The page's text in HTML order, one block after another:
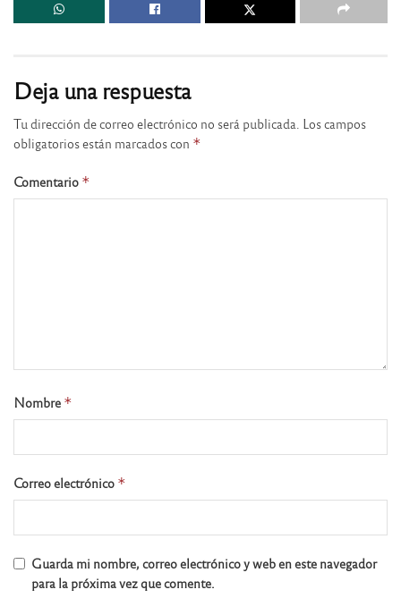
Deja una respuesta
Tu dirección de correo electrónico no será publicada. Los campos
obligatorios están marcados con *
Comentario *
Nombre *
Correo electrónico *
Guarda mi nombre, correo electrónico y web en este navegador
para la próxima vez que comente.